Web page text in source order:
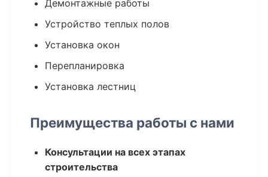
Демонтажные работы
Устройство теплых полов
Установка окон
Перепланировка
Установка лестниц
Преимущества работы с нами
Консультации на всех этапах
строительства